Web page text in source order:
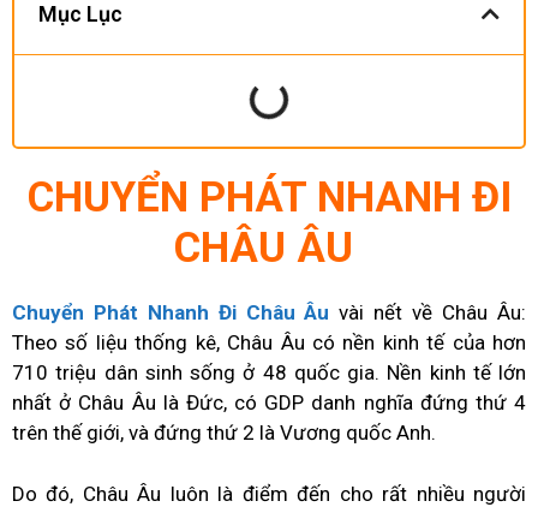
Mục Lục
CHUYỂN PHÁT NHANH ĐI
CHÂU ÂU
Chuyển Phát Nhanh Đi Châu Âuvài nết về Châu Âu:
Theo số liệu thống kê, Châu Âu có nền kinh tế của hơn
710 triệu dân sinh sống ở 48 quốc gia. Nền kinh tế lớn
nhất ở Châu Âu là Đức, có GDP danh nghĩa đứng thứ 4
trên thế giới, và đứng thứ 2 là Vương quốc Anh.
Do đó, Châu Âu luôn là điểm đến cho rất nhiều người